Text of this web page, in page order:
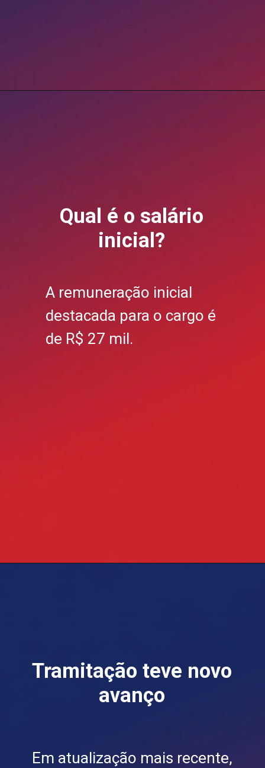
Qual é o salário
inicial?
A remuneração inicial
destacada para o cargo é
de R$ 27 mil.
Tramitação teve novo
avanço
Em atualização mais recente,